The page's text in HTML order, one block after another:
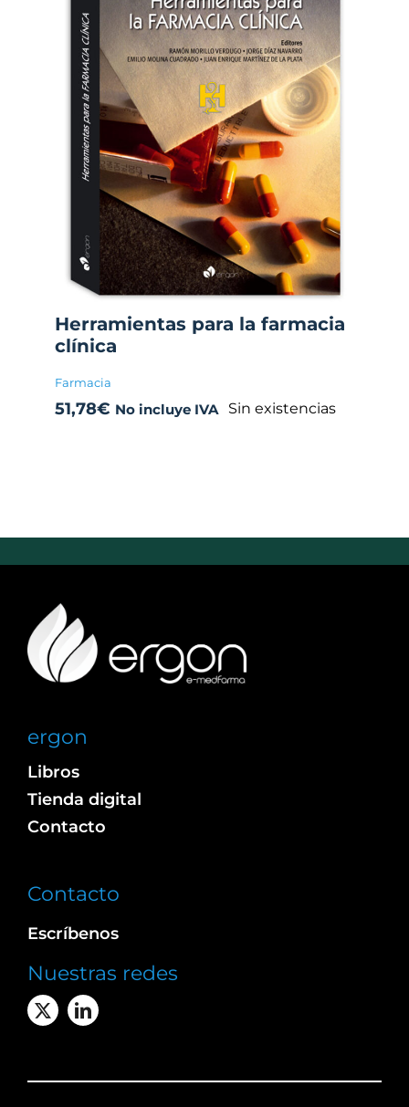
Herramientas para la farmacia
clínica
Farmacia
51,78€ No incluye IVA Sin existencias
ergon
Libros
Tienda digital
Contacto
Contacto
Escríbenos
Nuestras redes